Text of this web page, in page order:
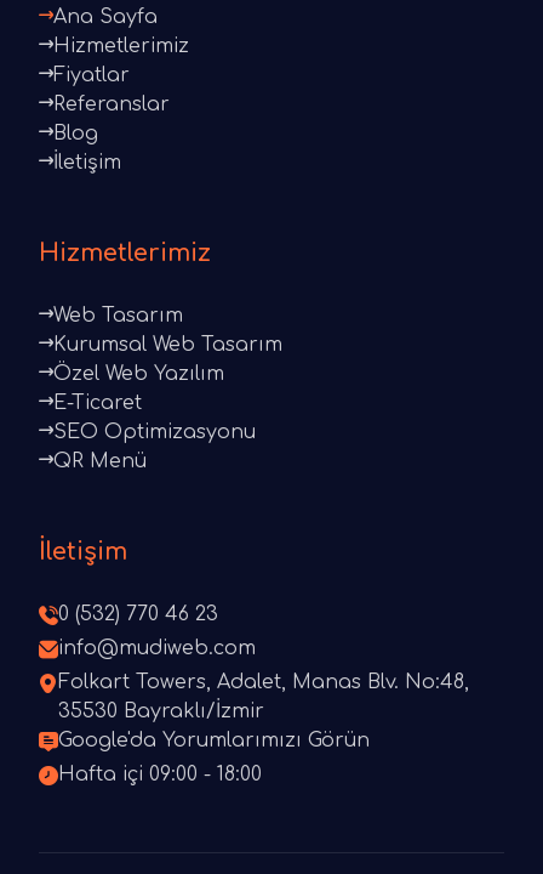
Ana Sayfa
Hizmetlerimiz
Fiyatlar
Referanslar
Blog
İletişim
Hizmetlerimiz
Web Tasarım
Kurumsal Web Tasarım
Özel Web Yazılım
E-Ticaret
SEO Optimizasyonu
QR Menü
İletişim
0 (532) 770 46 23
info@mudiweb.com
Folkart Towers, Adalet, Manas Blv. No:48,
35530 Bayraklı/İzmir
Google'da Yorumlarımızı Görün
Hafta içi 09:00 - 18:00